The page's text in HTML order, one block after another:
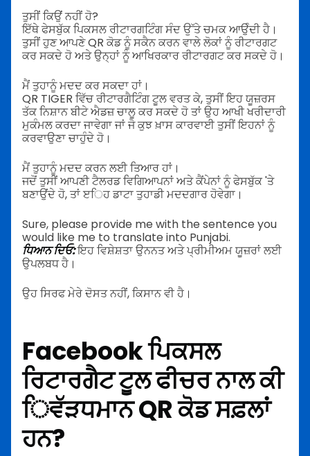
ਤੁਸੀਂ ਕਿਉਂ ਨਹੀਂ ਹੋ?
ਇੱਥੇ ਫੇਸਬੁੱਕ ਪਿਕਸਲ ਰੀਟਾਰਗਟਿੰਗ ਸੰਦ ਉੱਤੇ ਚਮਕ ਆਉੰਦੀ ਹੈ।
ਤੁਸੀਂ ਹੁਣ ਆਪਣੇ QR ਕੋਡ ਨੂੰ ਸਕੈਨ ਕਰਨ ਵਾਲੇ ਲੋਕਾਂ ਨੂੰ ਰੀਟਾਰਗਟ
ਕਰ ਸਕਦੇ ਹੋ ਅਤੇ ਉਨ੍ਹਾਂ ਨੂੰ ਆਖਿਰਕਾਰ ਰੀਟਾਰਗਟ ਕਰ ਸਕਦੇ ਹੋ।
ਮੈਂ ਤੁਹਾਨੂੰ ਮਦਦ ਕਰ ਸਕਦਾ ਹਾਂ।
QR TIGER ਵਿੱਚ ਰੀਟਾਰਗੈਟਿੰਗ ਟੂਲ ਵਰਤ ਕੇ, ਤੁਸੀਂ ਇਹ ਯੂਜ਼ਰਸ
ਤੱਕ ਨਿਸ਼ਾਨ ਬੀਟੇ ਐਡਜ਼ ਚਾਲੂ ਕਰ ਸਕਦੇ ਹੋ ਤਾਂ ਉਹ ਆਖੀ ਖਰੀਦਾਰੀ
ਮੁਕੰਮਲ ਕਰਦਾ ਜਾਵੇਗਾ ਜਾਂ ਜੋ ਕੁਝ ਖ਼ਾਸ ਕਾਰਵਾਈ ਤੁਸੀਂ ਇਹਨਾਂ ਨੂੰ
ਕਰਵਾਉਣਾ ਚਾਹੁੰਦੇ ਹੋ।
ਮੈਂ ਤੁਹਾਨੂੰ ਮਦਦ ਕਰਨ ਲਈ ਤਿਆਰ ਹਾਂ।
ਜਦੋਂ ਤੁਸੀਂ ਆਪਣੀ ਟੈਲਰਡ ਵਿਗਿਆਪਨਾਂ ਅਤੇ ਕੈਂਪੇਨਾਂ ਨੂੰ ਫੇਸਬੁੱਕ 'ਤੇ
ਬਣਾਉਂਦੇ ਹੋ, ਤਾਂ ੲਿਹ ਡਾਟਾ ਤੁਹਾਡੀ ਮਦਦਗਾਰ ਹੋਵੇਗਾ।
Sure, please provide me with the sentence you
would like me to translate into Punjabi.
ਧਿਆਨ ਦਿਓ:ਇਹ ਵਿਸ਼ੇਸ਼ਤਾ ਉਨਨਤ ਅਤੇ ਪ੍ਰੀਮੀਅਮ ਯੂਜ਼ਰਾਂ ਲਈ
ਉਪਲਬਧ ਹੈ।
ਉਹ ਸਿਰਫ ਮੇਰੇ ਦੋਸਤ ਨਹੀਂ, ਕਿਸਾਨ ਵੀ ਹੈ।
Facebook ਪਿਕਸਲ
ਰਿਟਾਰਗੈਟ ਟੂਲ ਫੀਚਰ ਨਾਲ ਕੀ
ਿਵੱੜਧਮਾਨ QR ਕੋਡ ਸਫ਼ਲਾਂ
ਹਨ?